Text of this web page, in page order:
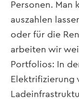
Personen. Man
auszahlen
oder für die
arbeiten wir
Portfolios: In
Elektrifizierung